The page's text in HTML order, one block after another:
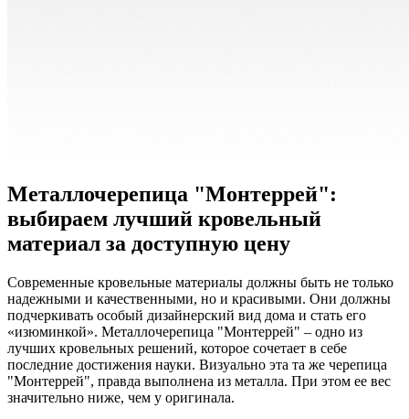
Металлочерепица "Монтеррей":
выбираем лучший кровельный
материал за доступную цену
Современные кровельные материалы должны быть не только
надежными и качественными, но и красивыми. Они должны
подчеркивать особый дизайнерский вид дома и стать его
«изюминкой». Металлочерепица "Монтеррей" – одно из
лучших кровельных решений, которое сочетает в себе
последние достижения науки. Визуально эта та же черепица
"Монтеррей", правда выполнена из металла. При этом ее вес
значительно ниже, чем у оригинала.